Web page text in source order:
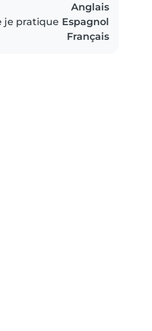
je pratique
Anglais
Espagnol
Français